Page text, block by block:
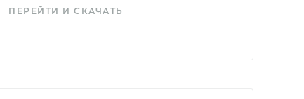
ПЕРЕЙТИ И СКАЧАТЬ